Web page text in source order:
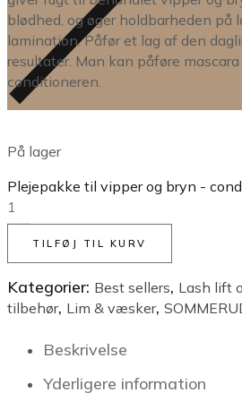
blødhed, og øger holdbarheden på
lamination. Påfør et lag af den
resultater. Man kan påføre
conditioneren.
På lager
Plejepakke til vipper og bryn -
TILFØJ TIL KURV
Kategorier: Best sellers, Lash lift
tilbehør, Lim & væsker,
Beskrivelse
Yderligere information